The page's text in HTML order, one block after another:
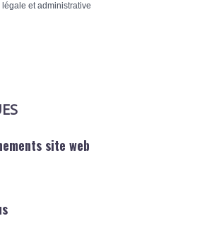
et administrative
site web